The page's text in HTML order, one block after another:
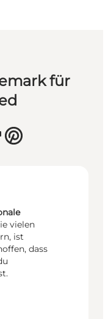
für
vielen
ist
dass